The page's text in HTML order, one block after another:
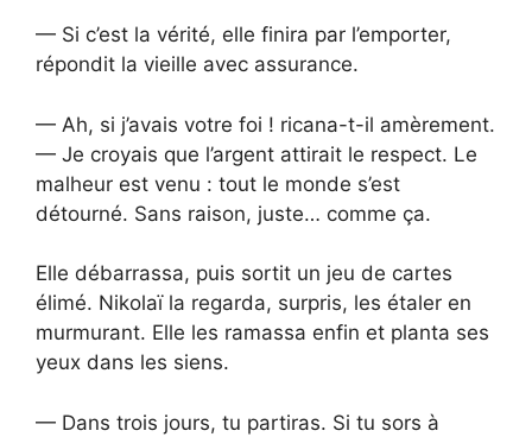
— Si c’est la vérité, elle finira par l’emporter,
répondit la vieille avec assurance.
— Ah, si j’avais votre foi ! ricana-t-il amèrement.
— Je croyais que l’argent attirait le respect. Le
malheur est venu : tout le monde s’est
détourné. Sans raison, juste… comme ça.
Elle débarrassa, puis sortit un jeu de cartes
élimé. Nikolaï la regarda, surpris, les étaler en
murmurant. Elle les ramassa enfin et planta ses
yeux dans les siens.
— Dans trois jours, tu partiras. Si tu sors à